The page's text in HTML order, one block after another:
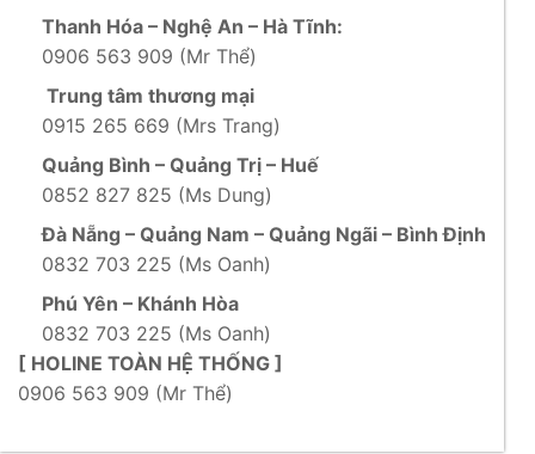
Thanh Hóa – Nghệ An – Hà Tĩnh:
0906 563 909 (Mr Thể)
Trung tâm thương mại
0915 265 669 (Mrs Trang)
Quảng Bình – Quảng Trị – Huế
0852 827 825 (Ms Dung)
Đà Nẵng – Quảng Nam – Quảng Ngãi – Bình Định
0832 703 225 (Ms Oanh)
Phú Yên – Khánh Hòa
0832 703 225 (Ms Oanh)
[ HOLINE TOÀN HỆ THỐNG ]
0906 563 909 (Mr Thể)